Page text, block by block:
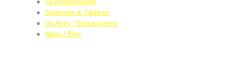
Sicherheitsregeln
Strategien & Taktiken
Go Army / Bonussystem
News / Blog